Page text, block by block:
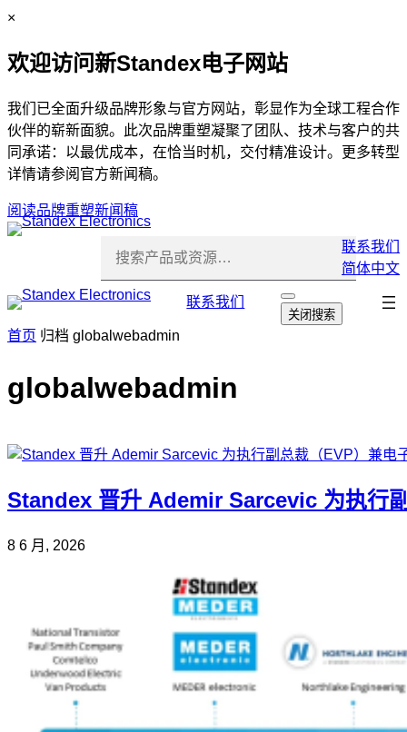
跳
内
C
o
e
×
欢迎访问新Standex电子网站
我们已全面升级品牌形象与官方网站，彰显作为全球工程合作
伙伴的崭新面貌。此次品牌重塑凝聚了团队、技术与客户的共
同承诺：以最优成本，在恰当时机，交付精准设计。更多转型
详情请参阅官方新闻稿。
阅读品牌重塑新闻稿
联系我们
简体中文
联系我们
打
开
关闭搜索
跳
首页 归档 globalwebadmin
globalwebadmin
Standex 晋升 Ademir Sarcevic 为执行
8 6 月, 2026